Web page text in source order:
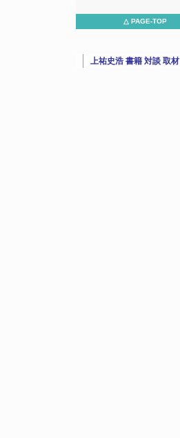
△ PAGE-TOP
上祐史浩 書籍 対談 取材